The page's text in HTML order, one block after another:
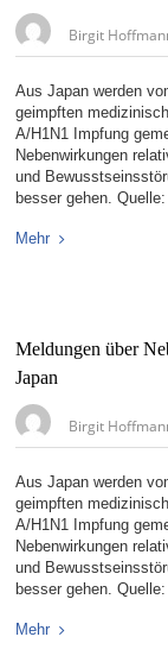
Birgit
Aus Japan werden
geimpften
A/H1N1 Impfung
Nebenwirkungen
und
besser gehen.
Mehr
Meldungen über
Japan
Birgit
Aus Japan werden
geimpften
A/H1N1 Impfung
Nebenwirkungen
und
besser gehen.
Mehr